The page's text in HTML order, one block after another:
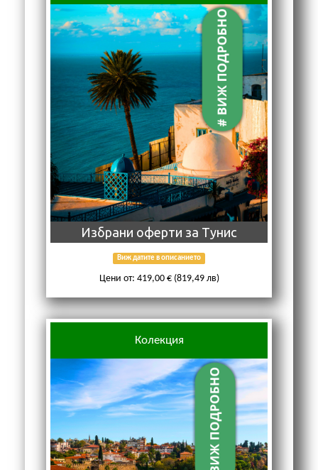
Избрани оферти за Тунис
Виж датите в описанието
Цени от: 419,00 € (819,49 лв)
Колекция